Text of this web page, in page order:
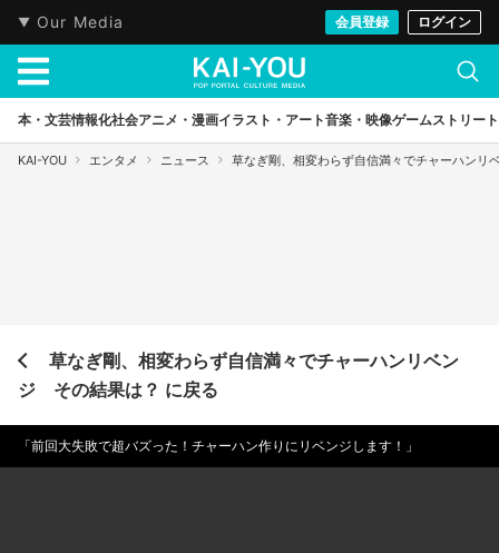
Our Media 会員登録 ログイン
本・文芸情報化社会アニメ・漫画イラスト・アート音楽・映像ゲームストリート
KAI-YOU エンタメ ニュース 草なぎ剛、相変わらず自信満々でチャーハン
草なぎ剛、相変わらず自信満々でチャーハンリベン
ジ その結果は？ に戻る
「前回大失敗で超バズった！チャーハン作りにリベンジします！」